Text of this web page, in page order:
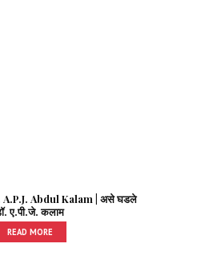
A.P.J. Abdul Kalam | असे घडले
ए.पी.जे. कलाम
READ MORE